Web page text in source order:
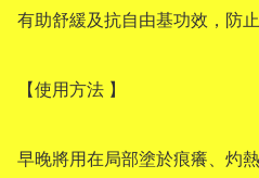
有助舒緩及抗自由基功效，防
【使用方法 】
早晚將用在局部塗於痕癢、灼